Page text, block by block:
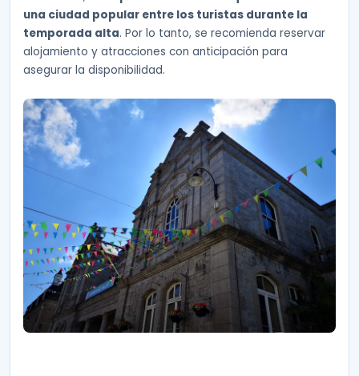
una ciudad popular entre los turistas durante la
temporada alta. Por lo tanto, se recomienda reservar
alojamiento y atracciones con anticipación para
asegurar la disponibilidad.